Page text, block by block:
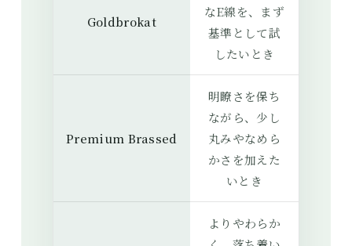
Goldbrokat
なE線を、まず
基準として試
したいとき
Premium Brassed
明瞭さを保ち
ながら、少し
丸みやなめら
かさを加えた
いとき
よりやわらか